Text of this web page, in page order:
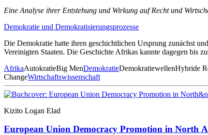
Eine Analyse ihrer Entstehung und Wirkung auf Recht und
Demokratie und Demokratisierungsprozesse
Die Demokratie hatte ihren geschichtlichen Ursprung zunächst
Vereinigten Staaten. Die Geschichte Afrikas kannte dagegen
AfrikaAutokratieBig MenDemokratieDemokratiewellenHybride
ChangeWirtschaftswissenschaft
Kizito Logan Elad
European Union Democracy Promotion in North